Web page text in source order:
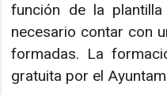
función de la
necesario contar con
formadas. La
gratuita por el